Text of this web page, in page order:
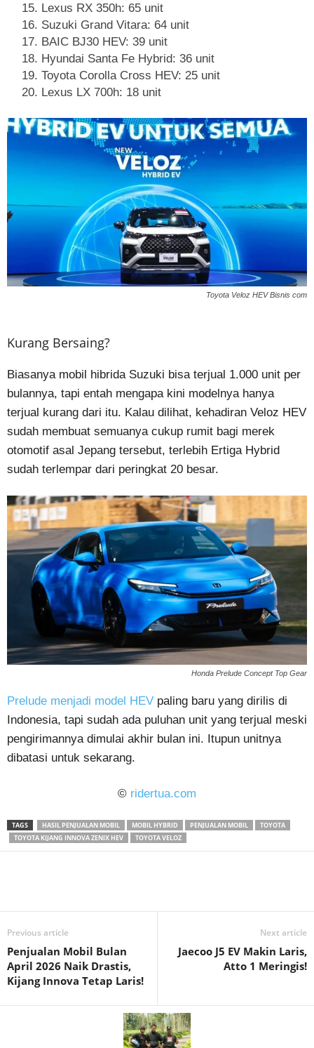
Lexus RX 350h: 65 unit
Suzuki Grand Vitara: 64 unit
BAIC BJ30 HEV: 39 unit
Hyundai Santa Fe Hybrid: 36 unit
Toyota Corolla Cross HEV: 25 unit
Lexus LX 700h: 18 unit
Toyota Veloz HEV Bisnis com
Kurang Bersaing?
Biasanya mobil hibrida Suzuki bisa terjual 1.000 unit per
bulannya, tapi entah mengapa kini modelnya hanya
terjual kurang dari itu. Kalau dilihat, kehadiran Veloz HEV
sudah membuat semuanya cukup rumit bagi merek
otomotif asal Jepang tersebut, terlebih Ertiga Hybrid
sudah terlempar dari peringkat 20 besar.
Honda Prelude Concept Top Gear
Prelude menjadi model HEV paling baru yang dirilis di
Indonesia, tapi sudah ada puluhan unit yang terjual meski
pengirimannya dimulai akhir bulan ini. Itupun unitnya
dibatasi untuk sekarang.
© ridertua.com
TAGS HASIL PENJUALAN MOBIL MOBIL HYBRID PENJUALAN MOBIL
TOYOTA
TOYOTA KIJANG INNOVA ZENIX HEV
TOYOTA VELOZ
Previous article
Penjualan Mobil Bulan
April 2026 Naik Drastis,
Kijang Innova Tetap Laris!
Next article
Jaecoo J5 EV Makin Laris,
Atto 1 Meringis!